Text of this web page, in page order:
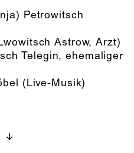
Petrowitsch
Astrow, Arzt)
Telegin, ehemaliger
(Live-Musik)